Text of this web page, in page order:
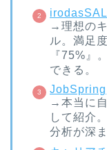
→理想の
ル。満足
『75%』
できる。
JobSpring
→本当に
して紹介
分析が深